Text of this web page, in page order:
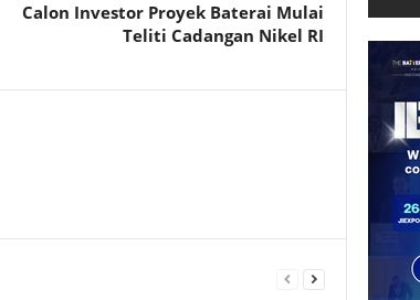
Calon Investor Proyek Baterai Mulai
Teliti Cadangan Nikel RI